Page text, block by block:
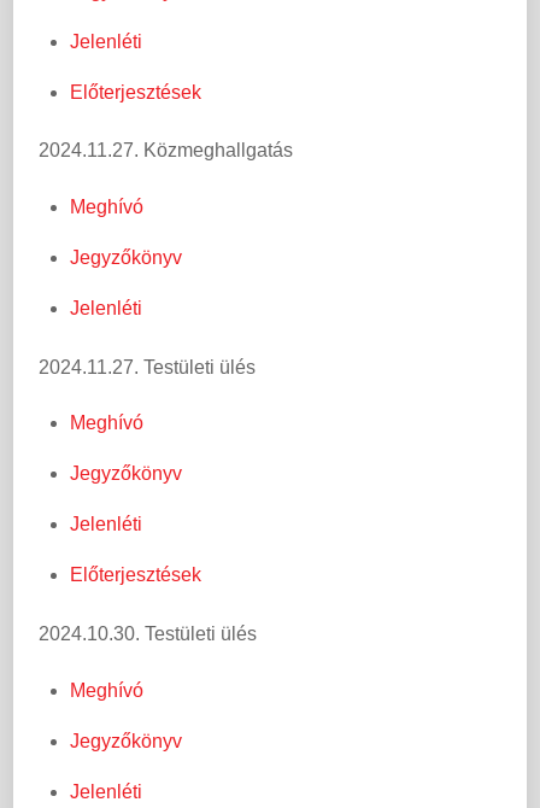
Jelenléti
Előterjesztések
2024.11.27. Közmeghallgatás
Meghívó
Jegyzőkönyv
Jelenléti
2024.11.27. Testületi ülés
Meghívó
Jegyzőkönyv
Jelenléti
Előterjesztések
2024.10.30. Testületi ülés
Meghívó
Jegyzőkönyv
Jelenléti